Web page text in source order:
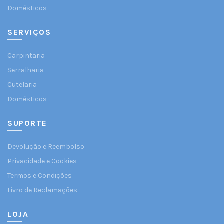
Domésticos
SERVIÇOS
Carpintaria
Serralharia
Cutelaria
Domésticos
SUPORTE
Devolução e Reembolso
Privacidade e Cookies
Termos e Condições
Livro de Reclamações
LOJA